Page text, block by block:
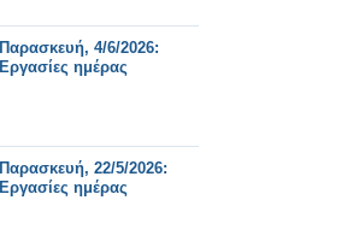
Παρασκευή, 4/6/2026:
Εργασίες ημέρας
Παρασκευή, 22/5/2026:
Εργασίες ημέρας